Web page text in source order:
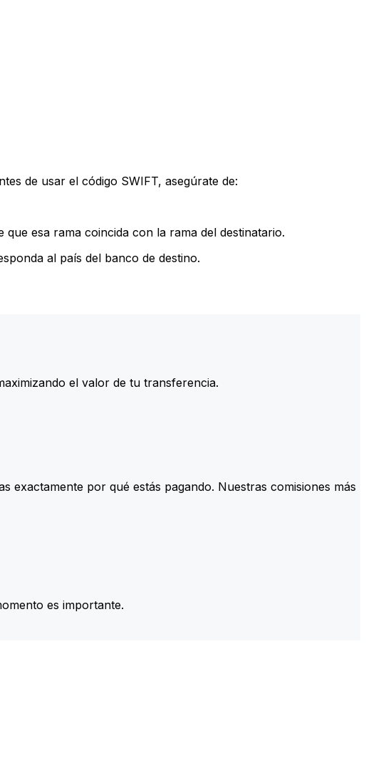
de usar el código SWIFT, asegúrate de:
esa rama coincida con la rama del destinatario.
al país del banco de destino.
el valor de tu transferencia.
exactamente por qué estás pagando. Nuestras comisiones más
es importante.